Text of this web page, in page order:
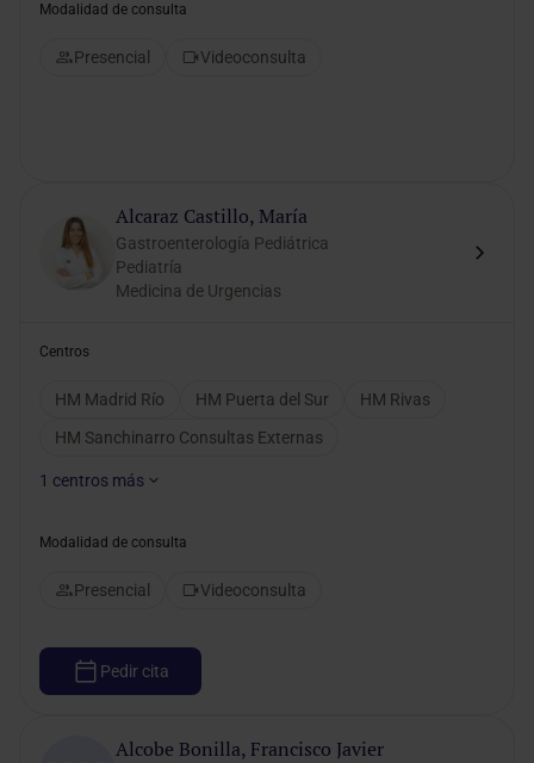
Modalidad de consulta
Presencial Videoconsulta
Alcaraz Castillo, María
Gastroenterología Pediátrica
Pediatría
Medicina de Urgencias
Centros
HM Madrid Río HM Puerta del Sur
HM Rivas
HM Sanchinarro Consultas Externas
1 centros más
Modalidad de consulta
Presencial Videoconsulta
Pedir cita
Alcobe Bonilla, Francisco Javier